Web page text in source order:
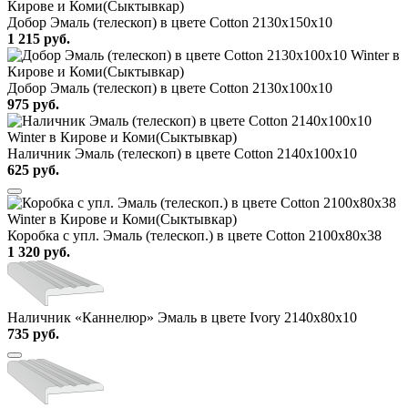
Добор Эмаль (телескоп) в цвете Cotton 2130х150х10
1 215 руб.
Добор Эмаль (телескоп) в цвете Cotton 2130х100х10
975 руб.
Наличник Эмаль (телескоп) в цвете Cotton 2140x100x10
625 руб.
Коробка с упл. Эмаль (телескоп.) в цвете Cotton 2100х80х38
1 320 руб.
Наличник «Каннелюр» Эмаль в цвете Ivory 2140х80х10
735 руб.